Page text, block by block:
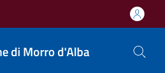
di Morro d'Alba